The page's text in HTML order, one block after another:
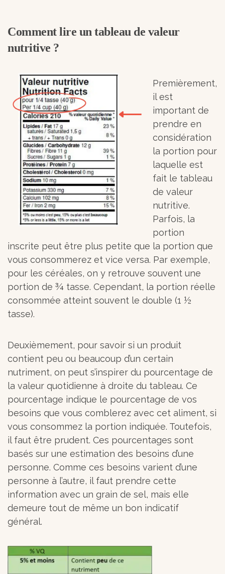
Comment lire un tableau de valeur
nutritive ?
Premièrement,
il est
important de
prendre en
considération
la portion pour
laquelle est
fait le tableau
de valeur
nutritive.
Parfois, la
portion
inscrite peut être plus petite que la portion que
vous consommerez et vice versa. Par exemple,
pour les céréales, on y retrouve souvent une
portion de ¾ tasse. Cependant, la portion réelle
consommée atteint souvent le double (1 ½
tasse).
Deuxièmement, pour savoir si un produit
contient peu ou beaucoup d’un certain
nutriment, on peut s’inspirer du pourcentage de
la valeur quotidienne à droite du tableau. Ce
pourcentage indique le pourcentage de vos
besoins que vous comblerez avec cet aliment, si
vous consommez la portion indiquée. Toutefois,
il faut être prudent. Ces pourcentages sont
basés sur une estimation des besoins d’une
personne. Comme ces besoins varient d’une
personne à l’autre, il faut prendre cette
information avec un grain de sel, mais elle
demeure tout de même un bon indicatif
général.